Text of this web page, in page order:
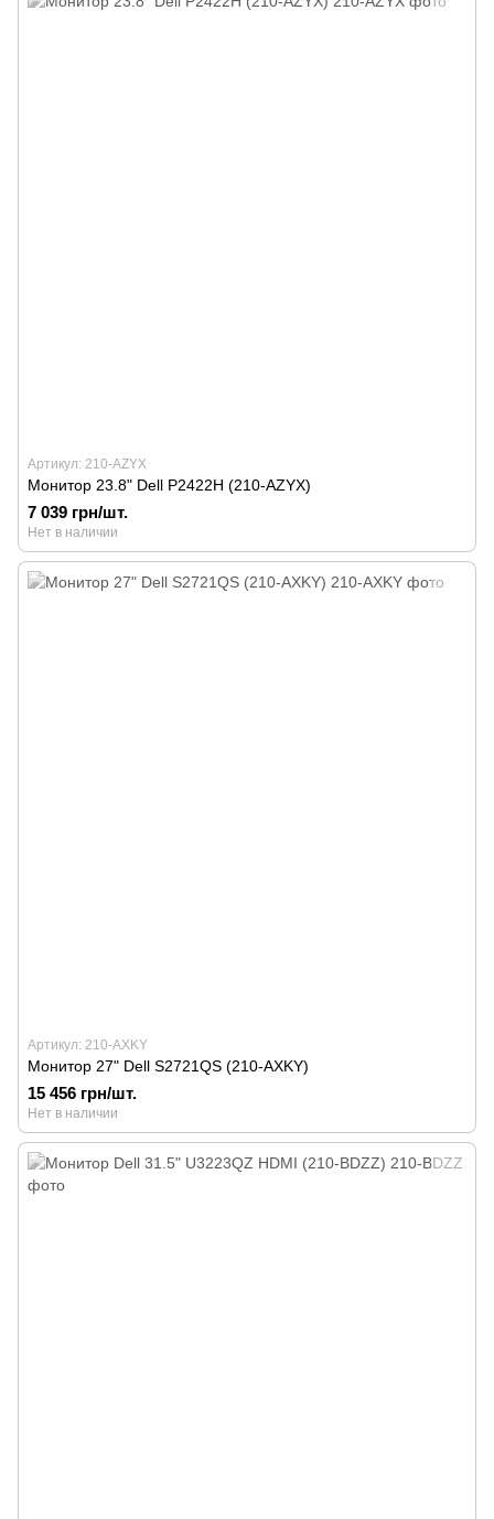
Артикул: 210-AZYX
Монитор 23.8" Dell P2422H (210-AZYX)
7 039 грн/шт.
Нет в наличии
Артикул: 210-AXKY
Монитор 27" Dell S2721QS (210-AXKY)
15 456 грн/шт.
Нет в наличии